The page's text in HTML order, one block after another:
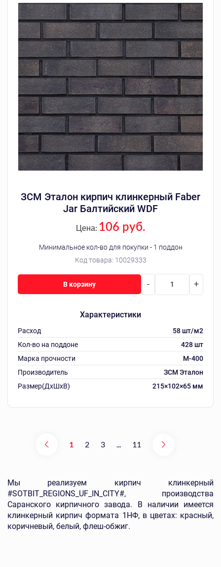
ЗСМ Эталон кирпич клинкерный Faber
Jar Балтийский WDF
Код товара: 10029333
Цена: 106 руб.
Минимальное кол-во для покупки - 1 поддон
Характеристики
Расход
58 шт/м2
Кол-во на поддоне
428 шт
Марка прочности
М-400
Производитель
ЗСМ Эталон
Размер(ДхШхВ)
215×102×65 мм
- +
В корзину
1 2 3 ... 11
Мы реализуем кирпич клинкерный
#SOTBIT_REGIONS_UF_IN_CITY#, производства
Саранского кирпичного завода. В наличии имеется
клинкерный кирпич формата 1НФ, в цветах: красный,
коричневый, белый, флеш-обжиг.